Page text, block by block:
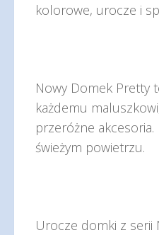
kolorowe, urocze i
Nowy Domek Pretty
każdemu
przeróżne
świeżym powietrzu.
Urocze domki z serii